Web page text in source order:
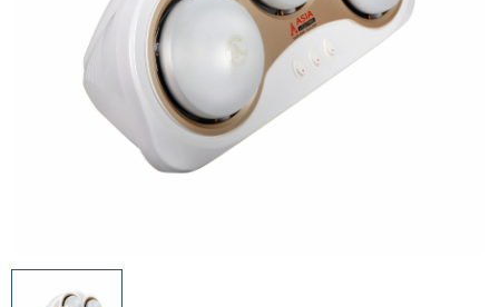
Mã giảm giá:
Ngày hết hạn:
Copy mã và nhập mã ở trang THANH TOÁN